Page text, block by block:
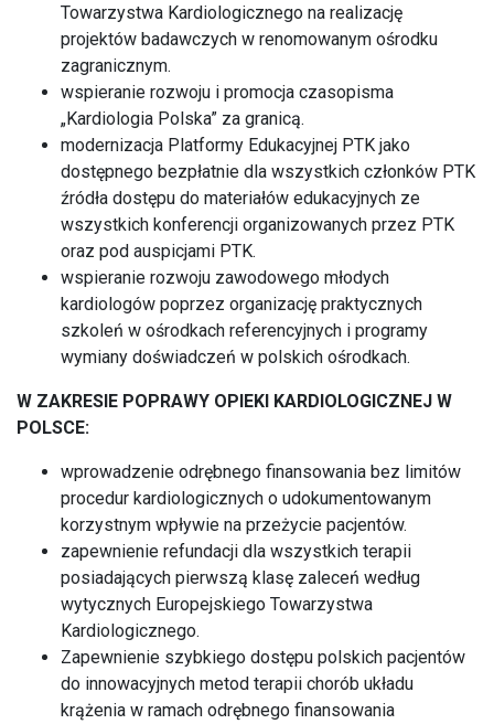
Towarzystwa Kardiologicznego na realizację
projektów badawczych w renomowanym ośrodku
zagranicznym.
wspieranie rozwoju i promocja czasopisma
„Kardiologia Polska” za granicą.
modernizacja Platformy Edukacyjnej PTK jako
dostępnego bezpłatnie dla wszystkich członków PTK
źródła dostępu do materiałów edukacyjnych ze
wszystkich konferencji organizowanych przez PTK
oraz pod auspicjami PTK.
wspieranie rozwoju zawodowego młodych
kardiologów poprzez organizację praktycznych
szkoleń w ośrodkach referencyjnych i programy
wymiany doświadczeń w polskich ośrodkach.
W ZAKRESIE POPRAWY OPIEKI KARDIOLOGICZNEJ W
POLSCE:
wprowadzenie odrębnego finansowania bez limitów
procedur kardiologicznych o udokumentowanym
korzystnym wpływie na przeżycie pacjentów.
zapewnienie refundacji dla wszystkich terapii
posiadających pierwszą klasę zaleceń według
wytycznych Europejskiego Towarzystwa
Kardiologicznego.
Zapewnienie szybkiego dostępu polskich pacjentów
do innowacyjnych metod terapii chorób układu
krążenia w ramach odrębnego finansowania